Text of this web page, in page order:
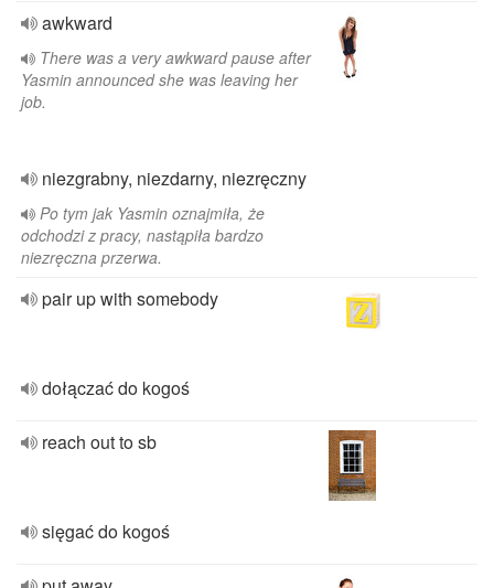
awkward
There was a very awkward pause after
Yasmin announced she was leaving her
job.
niezgrabny, niezdarny, niezręczny
Po tym jak Yasmin oznajmiła, że
odchodzi z pracy, nastąpiła bardzo
niezręczna przerwa.
pair up with somebody
dołączać do kogoś
reach out to sb
sięgać do kogoś